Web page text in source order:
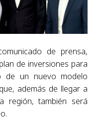
de prensa,
de inversiones para
de un nuevo modelo
además de llegar a
región, también será